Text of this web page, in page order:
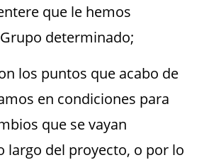
que le hemos
determinado;
los puntos que acabo de
en condiciones para
que se vayan
largo del proyecto, o por lo